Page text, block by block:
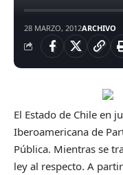
28 MARZO, 2012ARCHIVO
El Estado de Chile en
Iberoamericana de
Pública. Mientras se
ley al respecto. A